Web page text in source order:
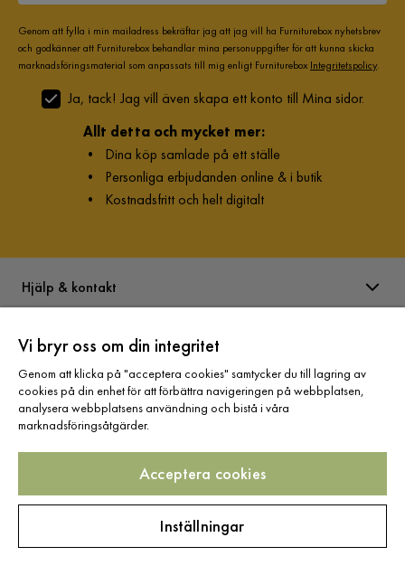
Genom att fylla i min mailadress bekräftar jag att jag vill ha Furniturebox nyhetsbrev
och godkänner att Furniturebox behandlar mina personuppgifter för att kunna skicka
marknadsföringsmaterial som anpassats till mig enligt Furniturebox Integritetspolicy.
Ja, tack! Jag vill även skapa ett konto till Mina sidor.
Allt detta och mycket mer:
• Dina köp samlade på ett ställe
• Personliga erbjudanden online & i butik
• Kostnadsfritt och helt digitalt
Hjälp & kontakt
Information
Varumärken
Vi bryr oss om din integritet
Genom att klicka på "acceptera cookies" samtycker du till lagring av
cookies på din enhet för att förbättra navigeringen på webbplatsen,
analysera webbplatsens användning och bistå i våra
marknadsföringsåtgärder.
Acceptera cookies
Inställningar